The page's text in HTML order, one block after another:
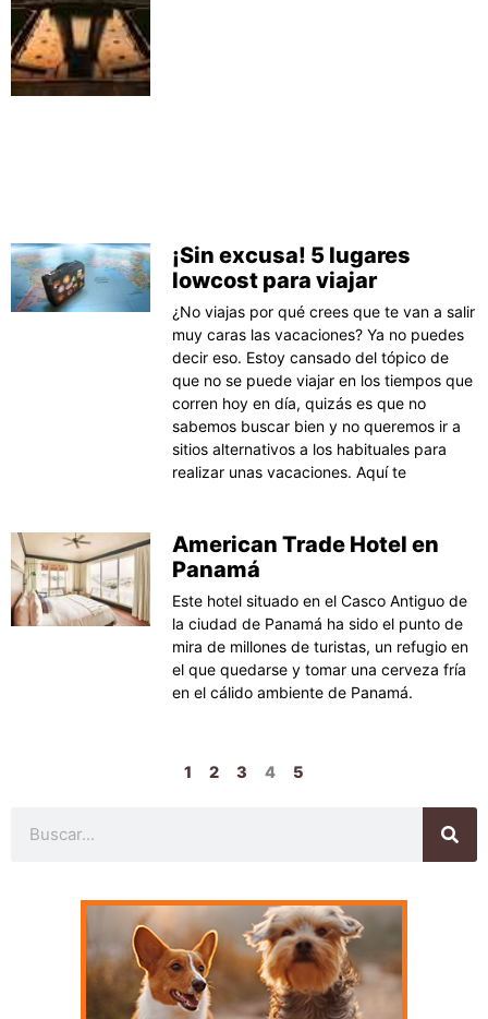
¡Sin excusa! 5 lugares
lowcost para viajar
¿No viajas por qué crees que te van a salir
muy caras las vacaciones? Ya no puedes
decir eso. Estoy cansado del tópico de
que no se puede viajar en los tiempos que
corren hoy en día, quizás es que no
sabemos buscar bien y no queremos ir a
sitios alternativos a los habituales para
realizar unas vacaciones. Aquí te
American Trade Hotel en
Panamá
Este hotel situado en el Casco Antiguo de
la ciudad de Panamá ha sido el punto de
mira de millones de turistas, un refugio en
el que quedarse y tomar una cerveza fría
en el cálido ambiente de Panamá.
1 2 3 4 5